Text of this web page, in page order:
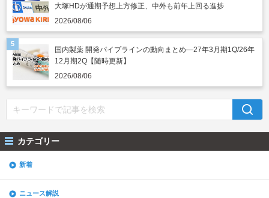
大塚HDが通期予想上方修正、中外も前年上回る進捗
2026/08/06
国内製薬 開発パイプラインの動向まとめ―27年3月期1Q/26年
12月期2Q【随時更新】
2026/08/06
カテゴリー
新着
ニュース解説